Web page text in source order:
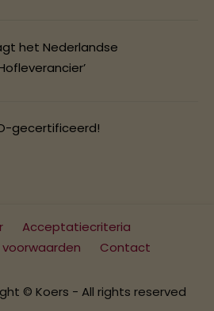
het Nederlandse
gecertificeerd!
Acceptatiecriteria
Contact
© Koers - All rights reserved